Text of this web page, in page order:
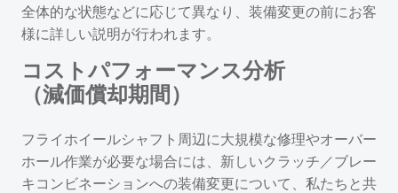
全体的な状態などに応じて異なり、装備変更の前にお客
様に詳しい説明が行われます。
コストパフォーマンス分析
（減価償却期間）
フライホイールシャフト周辺に大規模な修理やオーバー
ホール作業が必要な場合には、新しいクラッチ／ブレー
キコンビネーションへの装備変更について、私たちと共